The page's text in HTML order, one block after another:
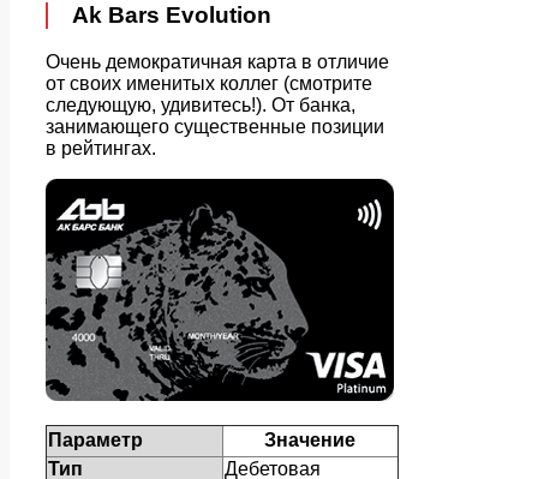
Ak Bars Evolution
Очень демократичная карта в отличие
от своих именитых коллег (смотрите
следующую, удивитесь!). От банка,
занимающего существенные позиции
в рейтингах.
Параметр
Значение
Тип
Дебетовая